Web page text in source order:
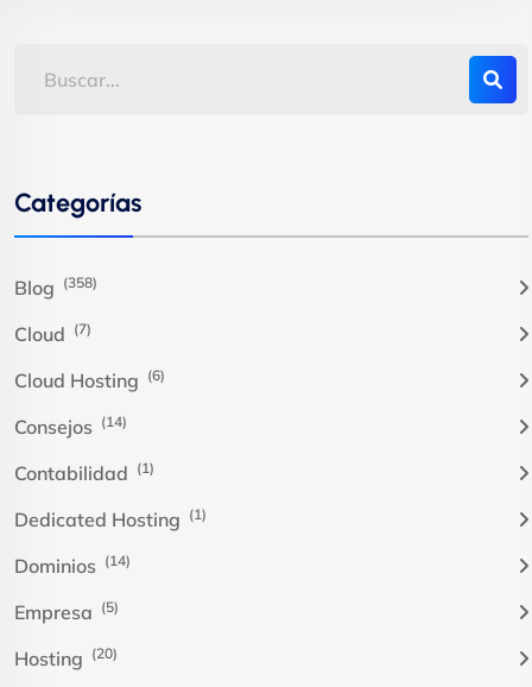
Categorías
Blog (358)
Cloud (7)
Cloud Hosting (6)
Consejos (14)
Contabilidad (1)
Dedicated Hosting (1)
Dominios (14)
Empresa (5)
Hosting (20)